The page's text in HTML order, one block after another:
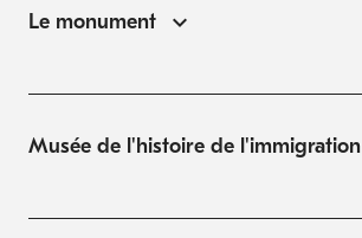
Le monument
Musée de l'histoire de l'immigration